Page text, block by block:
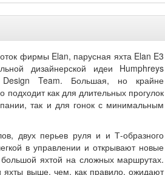
фирмы Elan, парусная яхта Elan E3
дизайнерской идеи Humphreys
Team. Большая, но крайне
как для длительных прогулок
так и для гонок с минимальным
двух перьев руля и и Т-образного
в управлении и открывают новые
яхтой на сложных маршрутах.
яхты выше, чем, как правило, ожидают